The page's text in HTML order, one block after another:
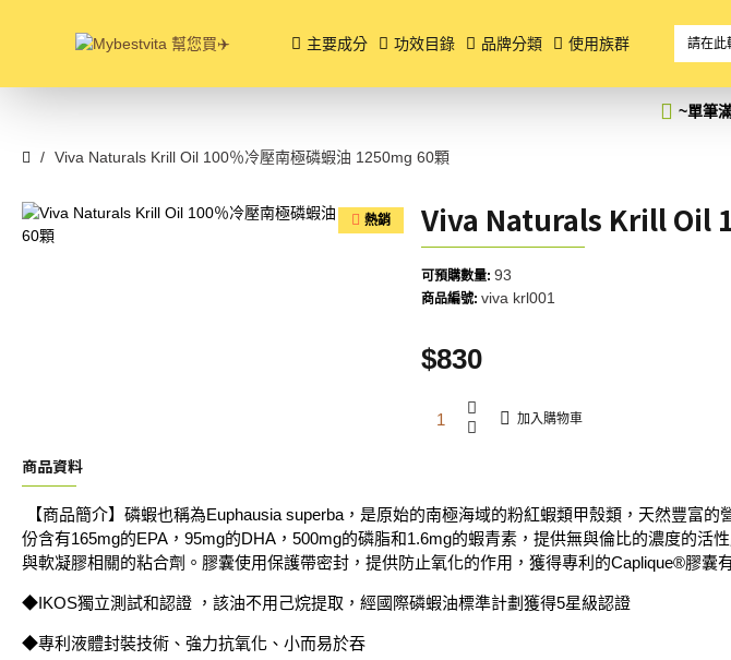
~單筆
主要成分 功效目錄 品牌分類 使用族群
Viva Naturals Krill Oil 100％冷壓南極磷蝦油 1250mg 60顆
熱銷 Viva Naturals Krill Oil
可預購數量: 93
商品編號: viva krl001
$830
加入購物車
商品資料
【商品簡介】磷蝦也稱為Euphausia superba，是原始的南極海域的粉紅蝦類甲殼類，天然豐富
份含有165mg的EPA，95mg的DHA，500mg的磷脂和1.6mg的蝦青素，提供無與倫比的濃度的活
與軟凝膠相關的粘合劑。膠囊使用保護帶密封，提供防止氧化的作用，獲得專利的Caplique®膠囊
◆IKOS獨立測試和認證 ，該油不用己烷提取，經國際磷蝦油標準計劃獲得5星級認證
◆專利液體封裝技術、強力抗氧化、小而易於吞